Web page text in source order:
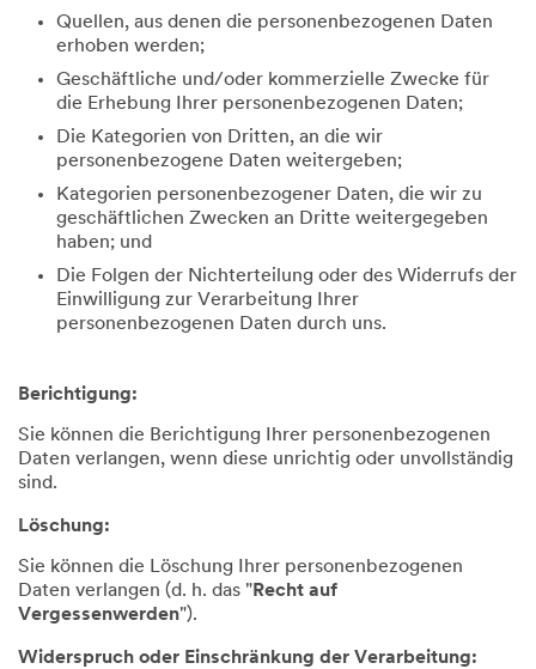
Quellen, aus denen die personenbezogenen Daten
erhoben werden;
Geschäftliche und/oder kommerzielle Zwecke für
die Erhebung Ihrer personenbezogenen Daten;
Die Kategorien von Dritten, an die wir
personenbezogene Daten weitergeben;
Kategorien personenbezogener Daten, die wir zu
geschäftlichen Zwecken an Dritte weitergegeben
haben; und
Die Folgen der Nichterteilung oder des Widerrufs der
Einwilligung zur Verarbeitung Ihrer
personenbezogenen Daten durch uns.
Berichtigung:
Sie können die Berichtigung Ihrer personenbezogenen
Daten verlangen, wenn diese unrichtig oder unvollständig
sind.
Löschung:
Sie können die Löschung Ihrer personenbezogenen
Daten verlangen (d. h. das "Recht auf
Vergessenwerden").
Widerspruch oder Einschränkung der Verarbeitung: